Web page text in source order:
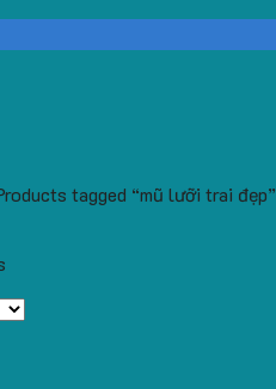
tagged “mũ lưỡi trai đẹp”